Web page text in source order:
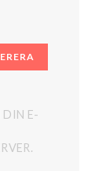
DIN E-